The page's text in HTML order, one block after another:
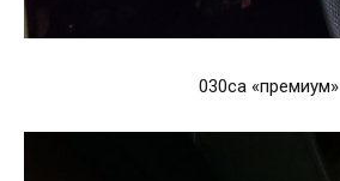
030са «премиум»